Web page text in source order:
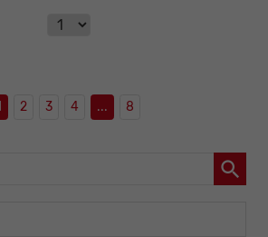
2 3 4 ... 8